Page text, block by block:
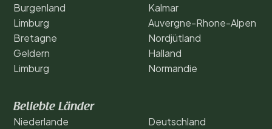
Burgenland
Limburg
Bretagne
Geldern
Limburg
Kalmar
Auvergne-Rhone-Alpen
Nordjütland
Halland
Normandie
Beliebte Länder
Niederlande
Deutschland